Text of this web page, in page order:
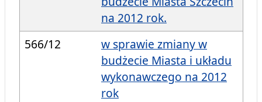
na 2012 rok.
566/12
w sprawie zmiany w
budżecie Miasta i układu
wykonawczego na 2012
rok